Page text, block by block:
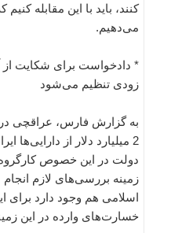
کنند، باید با این مقابله کنیم
می‌دهیم.
* دادخواست برای شکایت از
زودی تنظیم می‌شود
به گزارش فارس، عراقچی
2 میلیارد دلار از دارایی‌ها
دولت در این خصوص کارگروه
زمینه بررسی‌های لازم
اسلامی هم وجود دارد برای
خسارت‌های وارده در این